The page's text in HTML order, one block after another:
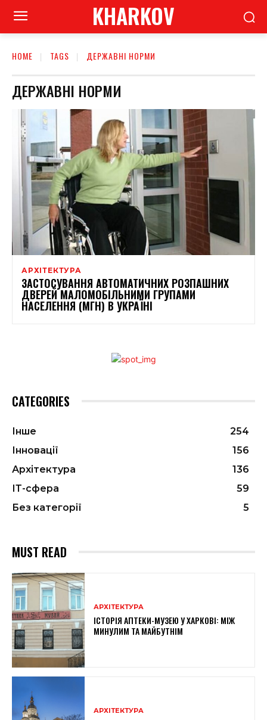
KHARKOV
HOME TAGS ДЕРЖАВНІ НОРМИ
ДЕРЖАВНІ НОРМИ
АРХІТЕКТУРА
ЗАСТОСУВАННЯ АВТОМАТИЧНИХ РОЗПАШНИХ
ДВЕРЕЙ МАЛОМОБІЛЬНИМИ ГРУПАМИ
НАСЕЛЕННЯ (МГН) В УКРАЇНІ
CATEGORIES
Інше
254
Інновації
156
Архітектура
136
ІТ-сфера
59
Без категорії
5
MUST READ
АРХІТЕКТУРА
ІСТОРІЯ АПТЕКИ-МУЗЕЮ У ХАРКОВІ: МІЖ
МИНУЛИМ ТА МАЙБУТНІМ
АРХІТЕКТУРА